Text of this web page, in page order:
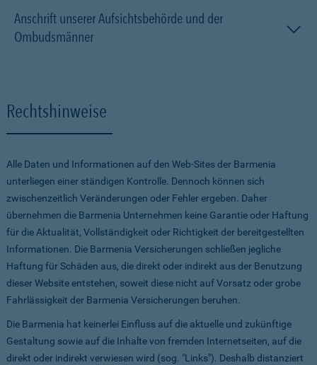
Anschrift unserer Aufsichtsbehörde und der
Ombudsmänner
Rechtshinweise
Alle Daten und Informationen auf den Web-Sites der Barmenia
unterliegen einer ständigen Kontrolle. Dennoch können sich
zwischenzeitlich Veränderungen oder Fehler ergeben. Daher
übernehmen die Barmenia Unternehmen keine Garantie oder Haftung
für die Aktualität, Vollständigkeit oder Richtigkeit der bereitgestellten
Informationen. Die Barmenia Versicherungen schließen jegliche
Haftung für Schäden aus, die direkt oder indirekt aus der Benutzung
dieser Website entstehen, soweit diese nicht auf Vorsatz oder grobe
Fahrlässigkeit der Barmenia Versicherungen beruhen.
Die Barmenia hat keinerlei Einfluss auf die aktuelle und zukünftige
Gestaltung sowie auf die Inhalte von fremden Internetseiten, auf die
direkt oder indirekt verwiesen wird (sog. "Links"). Deshalb distanziert